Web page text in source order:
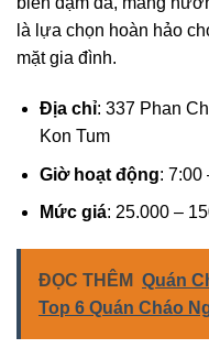
là lựa chọn hoàn hảo
mặt gia đình.
Địa chỉ: 337 Phan
Kon Tum
Giờ hoạt động: 7:00
Mức giá: 25.000 –
ĐỌC THÊM Quán
Top 6 Quán Cháo